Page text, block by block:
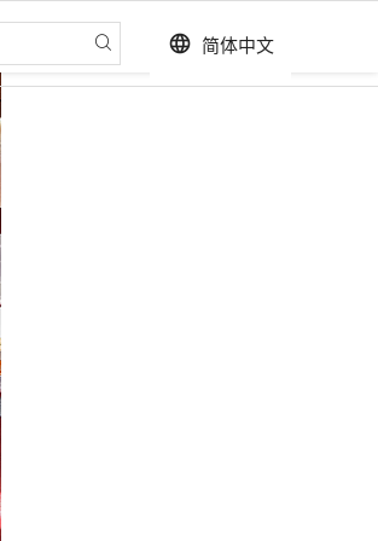
language 简体中文